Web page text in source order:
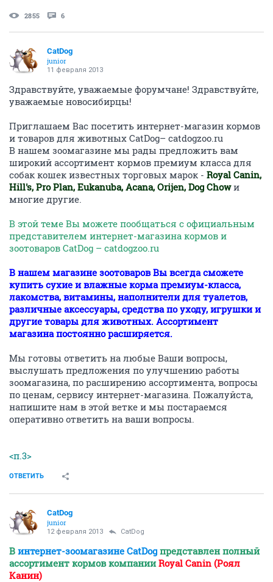
2855 6
CatDog
junior
11 февраля 2013
Здравствуйте, уважаемые форумчане! Здравствуйте,
уважаемые новосибирцы!
Приглашаем Вас посетить интернет-магазин кормов
и товаров для животных CatDog– catdogzoo.ru
В нашем зоомагазине мы рады предложить вам
широкий ассортимент кормов премиум класса для
собак кошек известных торговых марок - Royal Canin,
Hill's, Pro Plan, Eukanuba, Acana, Orijen, Dog Chowи
многие другие.
В этой теме Вы можете пообщаться с официальным
представителем интернет-магазина кормов и
зоотоваров CatDog – catdogzoo.ru
В нашем магазине зоотоваров Вы всегда сможете
купить сухие и влажные корма премиум-класса,
лакомства, витамины, наполнители для туалетов,
различные аксессуары, средства по уходу, игрушки и
другие товары для животных. Ассортимент
магазина постоянно расширяется.
Мы готовы ответить на любые Ваши вопросы,
выслушать предложения по улучшению работы
зоомагазина, по расширению ассортимента, вопросы
по ценам, сервису интернет-магазина. Пожалуйста,
напишите нам в этой ветке и мы постараемся
оперативно ответить на ваши вопросы.
<п.3>
ОТВЕТИТЬ
CatDog
junior
12 февраля 2013 CatDog
В интернет-зоомагазине CatDog представлен полный
ассортимент кормов компанииRoyal Canin (Роял
Канин)